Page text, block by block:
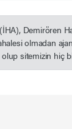
Demirören
olmadan
sitemizin hiç